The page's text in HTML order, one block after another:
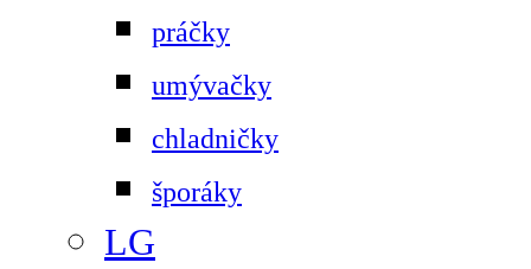
práčky
umývačky
chladničky
šporáky
LG